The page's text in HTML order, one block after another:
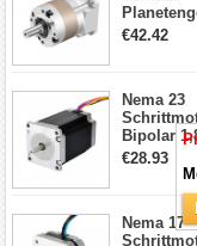
5:1 Spiel
€42.42
Nema 23
Bipolar
2,83Nm 4
CNC
€28.93
Nema 17